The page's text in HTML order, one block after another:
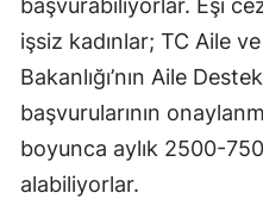
başvurabiliyorlar. Eşi
işsiz kadınlar; TC Aile
Bakanlığı’nın Aile
başvurularının
boyunca aylık 2500-
alabiliyorlar.